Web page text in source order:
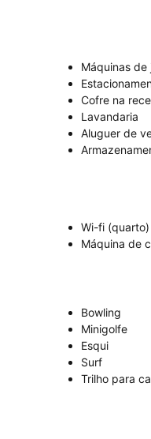
Máquinas
Cofre na
Lavandaria
Aluguer de
Wi-fi (quarto)
Máquina de
Bowling
Minigolfe
Esqui
Surf
Trilho para